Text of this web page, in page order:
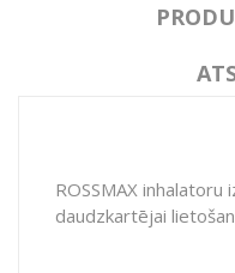
ROSSMAX
daudzkartējai